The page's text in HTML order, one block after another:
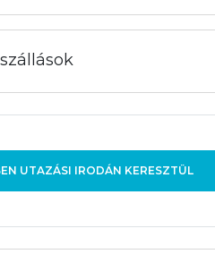
UTAZÁSI IRODÁN KERESZTÜL